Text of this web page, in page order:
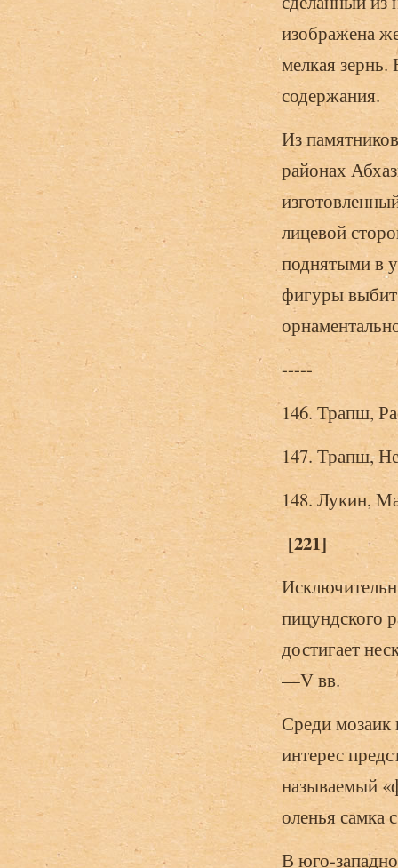
изображена
мелкая зернь.
содержания.
Из
районах
лицевой
поднятыми в
фигуры выбит
-----
146. Трапш,
147. Трапш,
148. Лукин,
[221]
пицундского
достигает
—V вв.
Среди мозаик
интерес
называемый
оленья самка
В юго-